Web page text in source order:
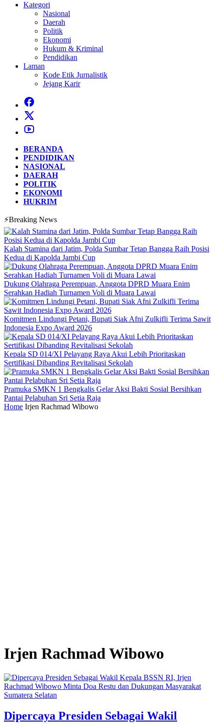
Kategori
Nasional
Daerah
Politik
Ekonomi
Hukum & Kriminal
Pendidikan
Laman
Kode Etik Jurnalistik
Jejang Karir
BERANDA
PENDIDIKAN
NASIONAL
DAERAH
POLITIK
EKONOMI
HUKRIM
⚡Breaking News
Kalah Stamina dari Jatim, Polda Sumbar Tetap Bangga Raih Posisi
Kedua di Kapolda Jambi Cup
Dukung Olahraga Perempuan, Anggota DPRD Muara Enim
Serahkan Hadiah Turnamen Voli di Muara Lawai
Komitmen Lindungi Petani, Bupati Siak Afni Zulkifli Terima Sawit
Indonesia Expo Award 2026
Kepala SD 014/XI Pelayang Raya Akui Lebih Prioritaskan
Sertifikasi Dibanding Revitalisasi Sekolah
Pramuka SMKN 1 Bengkalis Gelar Aksi Bakti Sosial Bersihkan
Pantai Pelabuhan Sri Setia Raja
Home Irjen Rachmad Wibowo
Irjen Rachmad Wibowo
Sumatera Selatan
Dipercaya Presiden Sebagai Wakil